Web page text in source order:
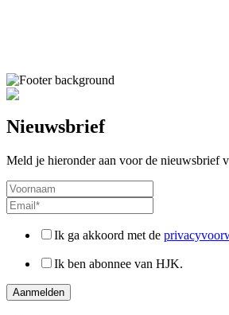
Nieuwsbrief
Meld je hieronder aan voor de nieuwsbrief
Ik ga akkoord met de
Ik ben abonnee van HJK.